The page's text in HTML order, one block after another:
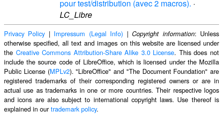
pour test/distribution (avec 2 macros). ·
LC_Libre
Privacy Policy | Impressum (Legal Info) |Copyright information: Unless
otherwise specified, all text and images on this website are licensed under
the Creative Commons Attribution-Share Alike 3.0 License. This does not
include the source code of LibreOffice, which is licensed under the Mozilla
Public License (MPLv2). "LibreOffice" and "The Document Foundation" are
registered trademarks of their corresponding registered owners or are in
actual use as trademarks in one or more countries. Their respective logos
and icons are also subject to international copyright laws. Use thereof is
explained in ourtrademark policy.